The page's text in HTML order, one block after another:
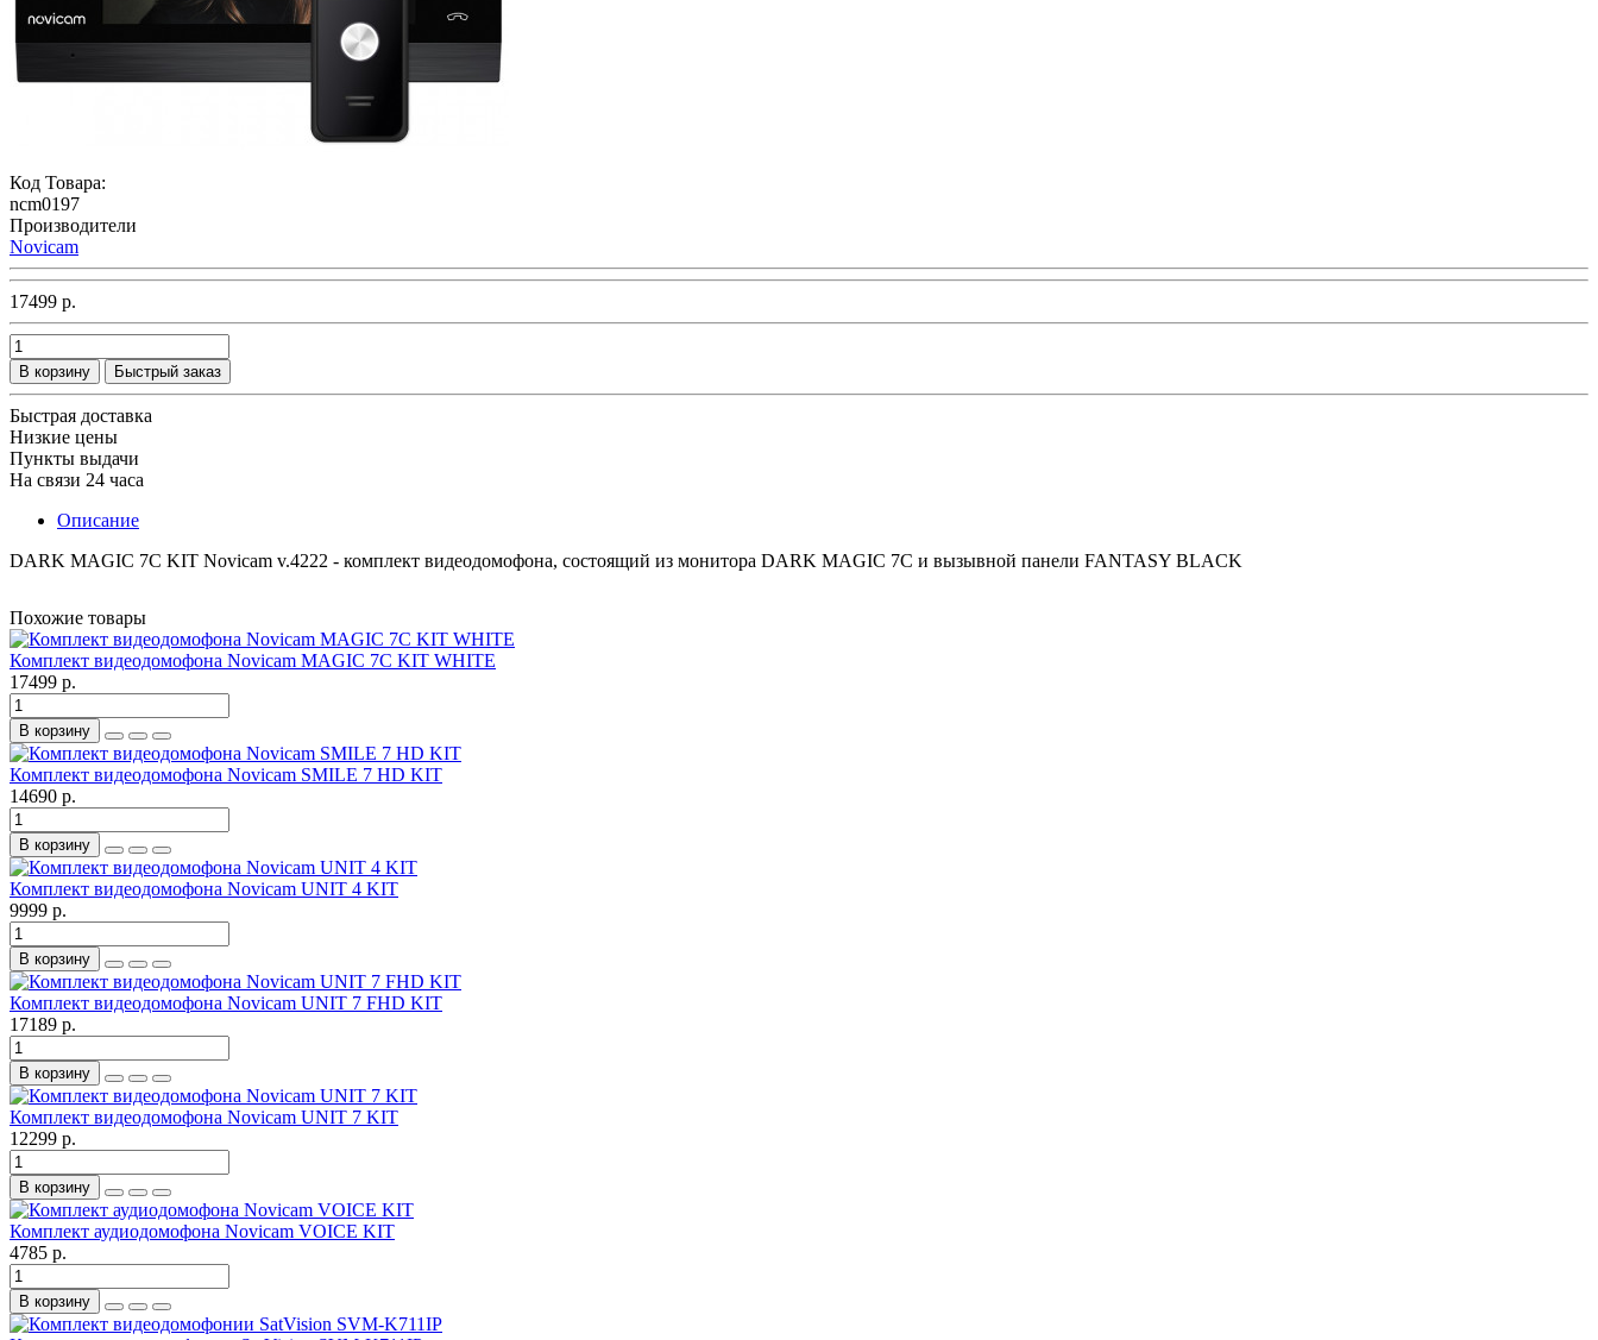
Код Товара:
ncm0197
Производители
Novicam
17499 р.
В корзину Быстрый заказ
Быстрая доставка
Низкие цены
Пункты выдачи
На связи 24 часа
Описание
DARK MAGIC 7С KIT Novicam v.4222 - комплект видеодомофона, состоящий из монитора DARK MAGIC 7C и вызывной панели FANTASY BLACK
Похожие товары
Комплект видеодомофона Novicam MAGIC 7C KIT WHITE
17499 р.
В корзину
Комплект видеодомофона Novicam SMILE 7 HD KIT
14690 р.
В корзину
Комплект видеодомофона Novicam UNIT 4 KIT
9999 р.
В корзину
Комплект видеодомофона Novicam UNIT 7 FHD KIT
17189 р.
В корзину
Комплект видеодомофона Novicam UNIT 7 KIT
12299 р.
В корзину
Комплект аудиодомофона Novicam VOICE KIT
4785 р.
В корзину